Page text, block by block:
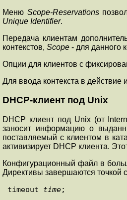
Меню Scope-Reservations
Unique Identifier.
Передача клиентам
контекстов, Scope - для данного
Опции для клиентов с
Для ввода контекста в действие
DHCP-клиент под Unix
DHCP клиент под Unix (от
заносит информацию о
поставляемый с клиентом в
активизирует DHCP клиента.
Конфигурационный файл в
Директивы завершаются точкой
timeout time;